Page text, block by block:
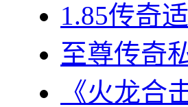
1.85传奇
至尊传奇
《火龙合